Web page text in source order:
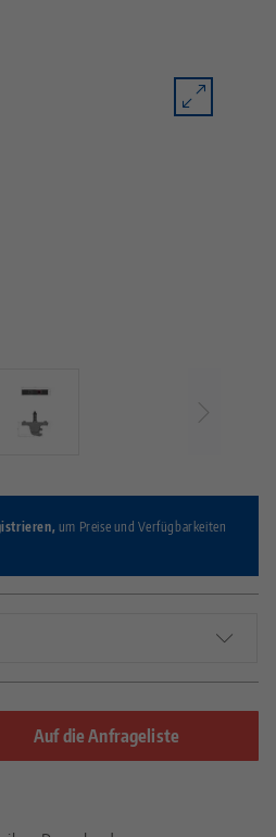
um Preise und Verfügbarkeiten
Auf die Anfrageliste